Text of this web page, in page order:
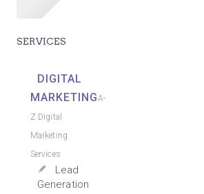
SERVICES
DIGITAL
MARKETINGA-
Z Digital
Marketing
Services
Lead
Generation